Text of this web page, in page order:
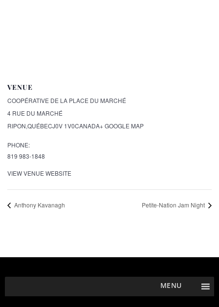
VENUE
COOPÉRATIVE DE LA PLACE DU MARCHÉ
4 RUE DU MARCHÉ
RIPON,QUÉBECJ0V 1V0CANADA+ GOOGLE MAP
PHONE:
819 983-1848
VIEW VENUE WEBSITE
Anthony Kavanagh Petite-Nation Jam Night
MENU